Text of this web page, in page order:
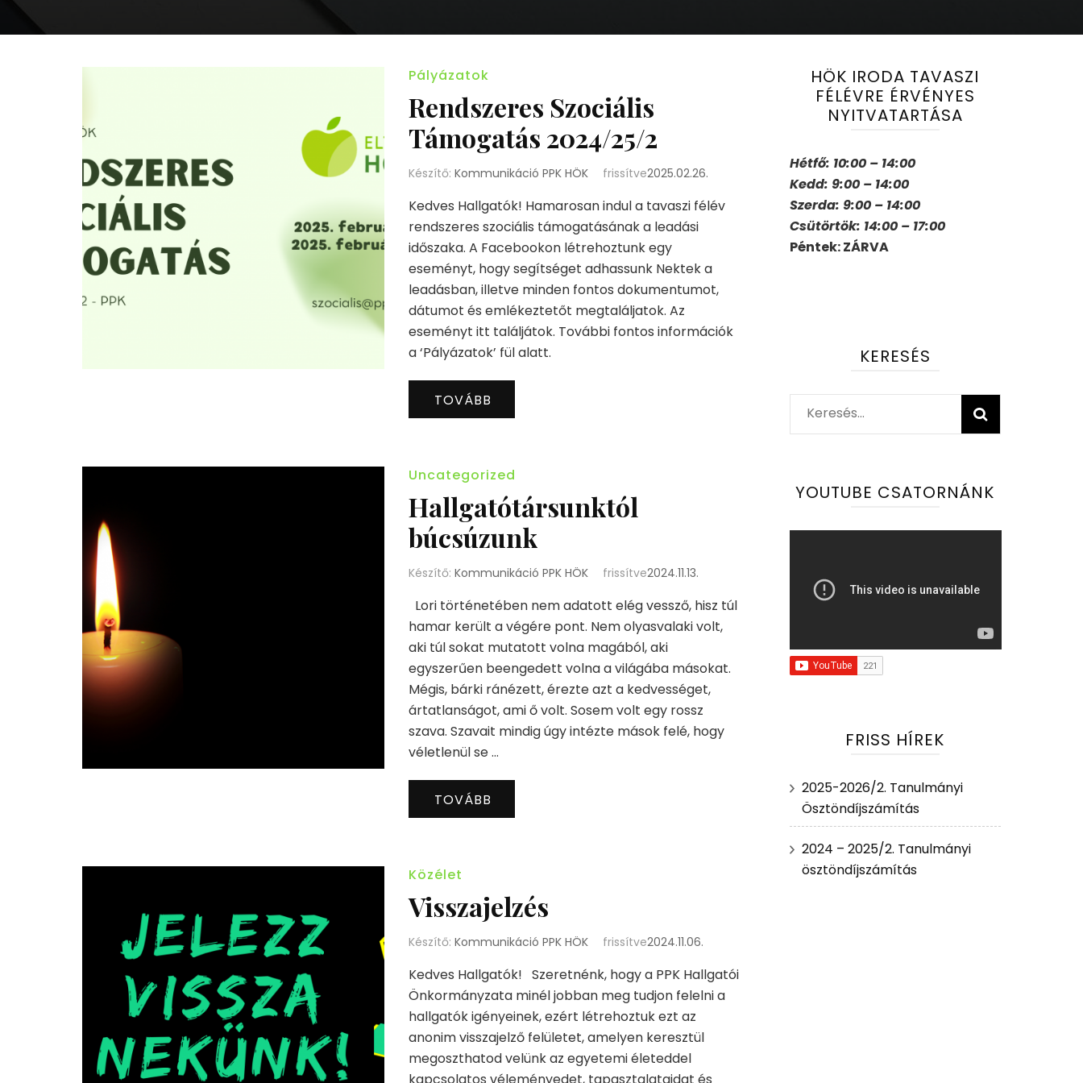
Pályázatok
Rendszeres Szociális
Támogatás 2024/25/2
Készítő: Kommunikáció PPK HÖK frissítve2025.02.26.
Kedves Hallgatók! Hamarosan indul a tavaszi félév
rendszeres szociális támogatásának a leadási
időszaka. A Facebookon létrehoztunk egy
eseményt, hogy segítséget adhassunk Nektek a
leadásban, illetve minden fontos dokumentumot,
dátumot és emlékeztetőt megtaláljatok. Az
eseményt itt találjátok. További fontos információk
a ‘Pályázatok’ fül alatt.
TOVÁBB
Uncategorized
Hallgatótársunktól
búcsúzunk
Készítő: Kommunikáció PPK HÖK frissítve2024.11.13.
Lori történetében nem adatott elég vessző, hisz túl
hamar került a végére pont. Nem olyasvalaki volt,
aki túl sokat mutatott volna magából, aki
egyszerűen beengedett volna a világába másokat.
Mégis, bárki ránézett, érezte azt a kedvességet,
ártatlanságot, ami ő volt. Sosem volt egy rossz
szava. Szavait mindig úgy intézte mások felé, hogy
véletlenül se …
TOVÁBB
Közélet
Visszajelzés
Készítő: Kommunikáció PPK HÖK frissítve2024.11.06.
Kedves Hallgatók! Szeretnénk, hogy a PPK Hallgatói
Önkormányzata minél jobban meg tudjon felelni a
hallgatók igényeinek, ezért létrehoztuk ezt az
anonim visszajelző felületet, amelyen keresztül
megoszthatod velünk az egyetemi életeddel
HÖK IRODA TAVASZI
FÉLÉVRE ÉRVÉNYES
NYITVATARTÁSA
Hétfő: 10:00 – 14:00
Kedd: 9:00 – 14:00
Szerda: 9:00 – 14:00
Csütörtök: 14:00 – 17:00
Péntek: ZÁRVA
KERESÉS
Keresés:
YOUTUBE CSATORNÁNK
FRISS HÍREK
2025-2026/2. Tanulmányi
Ösztöndíjszámítás
2024 – 2025/2. Tanulmányi
ösztöndíjszámítás